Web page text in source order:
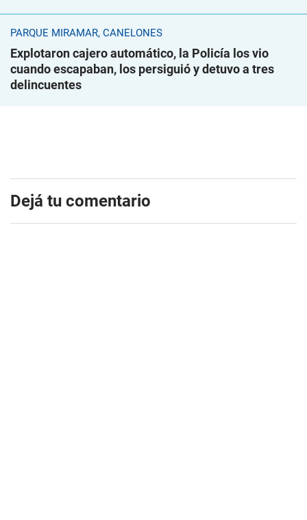
PARQUE MIRAMAR, CANELONES
Explotaron cajero automático, la Policía los vio
cuando escapaban, los persiguió y detuvo a tres
delincuentes
Dejá tu comentario